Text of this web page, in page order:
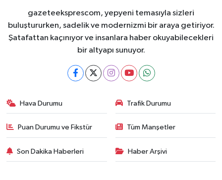
gazeteeksprescom, yepyeni temasıyla sizleri
buluştururken, sadelik ve modernizmi bir araya getiriyor.
Şatafattan kaçınıyor ve insanlara haber okuyabilecekleri
bir altyapı sunuyor.
Hava Durumu Trafik Durumu
Puan Durumu ve Fikstür Tüm Manşetler
Son Dakika Haberleri Haber Arşivi